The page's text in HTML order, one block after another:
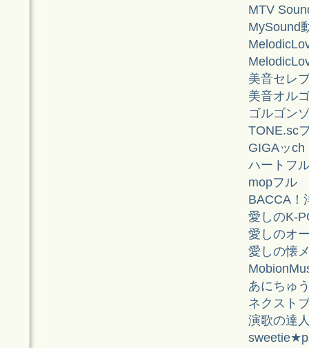
MTV
MySound
美音セレ
美音オル
ゴルゴン
TONE.sc
GIGAッch
ハートフ
mopフル
BACCA！
愛しのK-
愛しのオ
愛しの懐
あにちゅ
ネクスト
演歌の達